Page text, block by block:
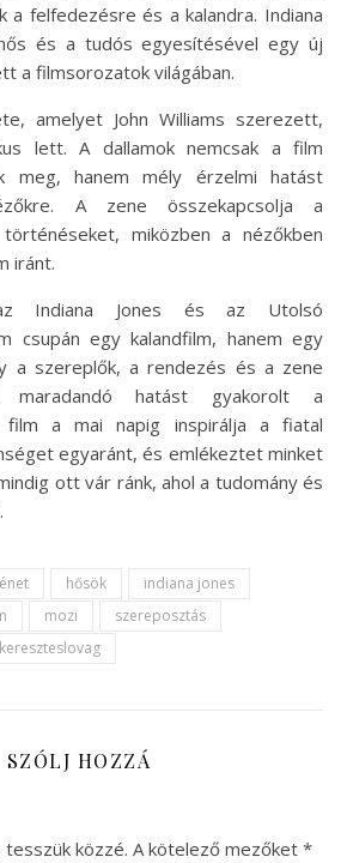
a felfedezésre és a kalandra. Indiana
és a tudós egyesítésével egy új
a filmsorozatok világában.
amelyet John Williams szerezett,
lett. A dallamok nemcsak a film
meg, hanem mély érzelmi hatást
A zene összekapcsolja a
miközben a nézőkben
iránt.
az Indiana Jones és az Utolsó
csupán egy kalandfilm, hanem egy
a szereplők, a rendezés és a zene
maradandó hatást gyakorolt a
film a mai napig inspirálja a fiatal
egyaránt, és emlékeztet minket
ott vár ránk, ahol a tudomány és
hősök
indiana jones
mozi
szereposztás
SZÓLJ HOZZÁ
közzé. A kötelező mezőket *